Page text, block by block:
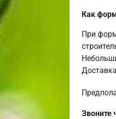
Как
При
Звоните